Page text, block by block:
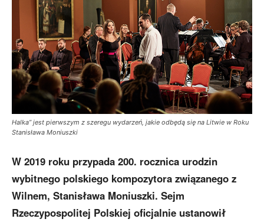
Halka” jest pierwszym z szeregu wydarzeń, jakie odbędą się na Litwie w Roku
Stanisława Moniuszki
W 2019 roku przypada 200. rocznica urodzin
wybitnego polskiego kompozytora związanego z
Wilnem, Stanisława Moniuszki. Sejm
Rzeczypospolitej Polskiej oficjalnie ustanowił